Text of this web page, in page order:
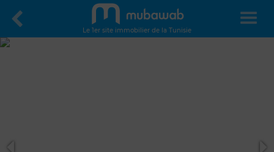
Le 1er site immobilier de la Tunisie